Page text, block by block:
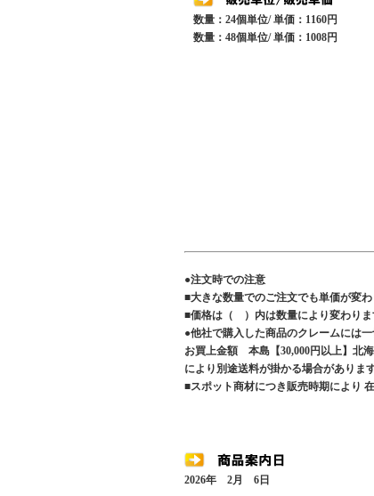
数量：24個単位/ 単価：1160円
数量：48個単位/ 単価：1008円
●注文時での注意
■大きな数量でのご注文でも単価が変
■価格は（ ）内は数量により変わり
●他社で購入した商品のクレームには
お買上金額 本島【30,000円以上】北
により別途送料が掛かる場合があり
■スポット商材につき販売時期により
2026年 2月 6日